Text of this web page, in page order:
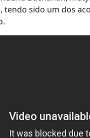
tendo sido um dos